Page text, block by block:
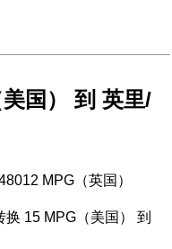
国） 到 英里/
MPG（英国）
换 15 MPG（美国） 到